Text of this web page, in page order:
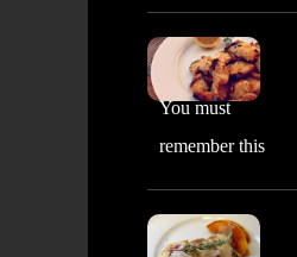
You must
remember this